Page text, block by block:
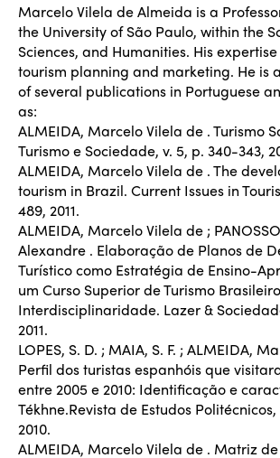
Marcelo Vilela de Almeida is a
the University of São Paulo, within the
Sciences, and Humanities. His
tourism planning and marketing. He is
of several publications in Portuguese
as:
ALMEIDA, Marcelo Vilela de . Turismo
Turismo e Sociedade, v. 5, p. 340-343,
ALMEIDA, Marcelo Vilela de . The
tourism in Brazil. Current Issues in
489, 2011.
ALMEIDA, Marcelo Vilela de ;
Alexandre . Elaboração de Planos de
Turístico como Estratégia de Ensino-
um Curso Superior de Turismo
Interdisciplinaridade. Lazer &
2011.
LOPES, S. D. ; MAIA, S. F. ; ALMEIDA,
Perfil dos turistas espanhóis que
entre 2005 e 2010: Identificação e
Tékhne.Revista de Estudos Politécnicos,
2010.
ALMEIDA, Marcelo Vilela de . Matriz